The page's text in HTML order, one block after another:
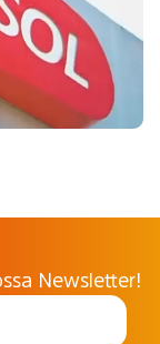
Newsletter!